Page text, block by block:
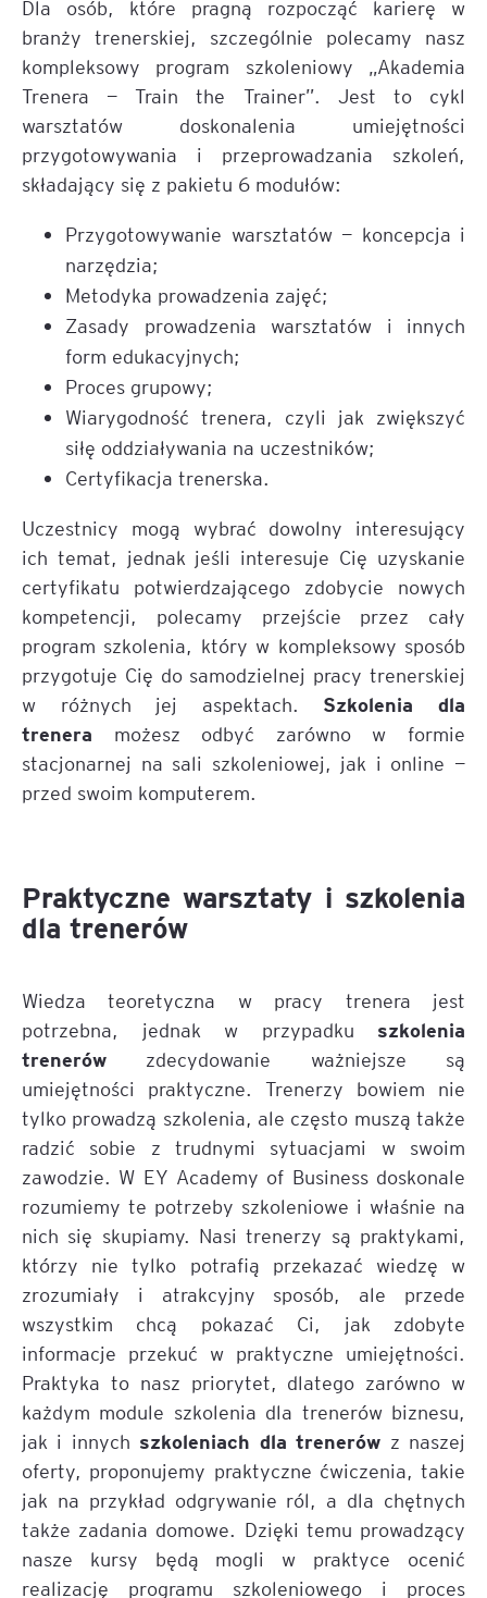
Dla osób, które pragną rozpocząć karierę w
branży trenerskiej, szczególnie polecamy nasz
kompleksowy program szkoleniowy „Akademia
Trenera — Train the Trainer”. Jest to cykl
warsztatów doskonalenia umiejętności
przygotowywania i przeprowadzania szkoleń,
składający się z pakietu 6 modułów:
Przygotowywanie warsztatów — koncepcja i
narzędzia;
Metodyka prowadzenia zajęć;
Zasady prowadzenia warsztatów i innych
form edukacyjnych;
Proces grupowy;
Wiarygodność trenera, czyli jak zwiększyć
siłę oddziaływania na uczestników;
Certyfikacja trenerska.
Uczestnicy mogą wybrać dowolny interesujący
ich temat, jednak jeśli interesuje Cię uzyskanie
certyfikatu potwierdzającego zdobycie nowych
kompetencji, polecamy przejście przez cały
program szkolenia, który w kompleksowy sposób
przygotuje Cię do samodzielnej pracy trenerskiej
w różnych jej aspektach.
Szkolenia dla
trenera możesz odbyć zarówno w formie
stacjonarnej na sali szkoleniowej, jak i online —
przed swoim komputerem.
Praktyczne warsztaty i szkolenia
dla trenerów
Wiedza teoretyczna w pracy trenera jest
potrzebna, jednak w przypadku szkolenia
trenerów zdecydowanie ważniejsze są
umiejętności praktyczne. Trenerzy bowiem nie
tylko prowadzą szkolenia, ale często muszą także
radzić sobie z trudnymi sytuacjami w swoim
zawodzie. W EY Academy of Business doskonale
rozumiemy te potrzeby szkoleniowe i właśnie na
nich się skupiamy. Nasi trenerzy są praktykami,
którzy nie tylko potrafią przekazać wiedzę w
zrozumiały i atrakcyjny sposób, ale przede
wszystkim chcą pokazać Ci, jak zdobyte
informacje przekuć w praktyczne umiejętności.
Praktyka to nasz priorytet, dlatego zarówno w
każdym module szkolenia dla trenerów biznesu,
jak i innych szkoleniach dla trenerów z naszej
oferty, proponujemy praktyczne ćwiczenia, takie
jak na przykład odgrywanie ról, a dla chętnych
także zadania domowe. Dzięki temu prowadzący
nasze kursy będą mogli w praktyce ocenić
realizację programu szkoleniowego i proces